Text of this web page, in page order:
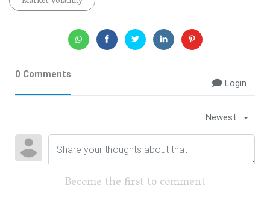
0 Comments
Login
Newest
Become the first to comment